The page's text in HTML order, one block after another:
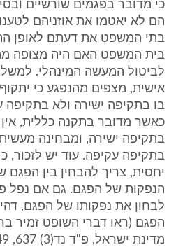
כי מדובר בפגמים שורשיים
הם לא יאטמו את אוזניהם
בתי המשפט את דעתם לאופן
בית המשפט האם היה מצופה
לביטול המעשה המינהלי.
אישית, מצפים מהנפגע כי
בו בתקיפה ישירה ולא בתקיפה
כאשר מדובר בתקנה כללית,
בתקיפה ישירה, ומבחינה
בתקיפה עקיפה. עוד יש לזכור,
יחסית, צריך להבחין בין
הנפקות של הפגם. גם אם נפל
לבחון את נפקותו של הפגם,